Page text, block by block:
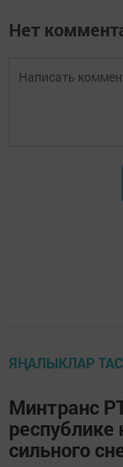
Нет
ЯҢАЛЫКЛАР
Минтранс
республике
сильного